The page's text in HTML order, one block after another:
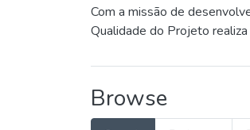
Com a missão de
Qualidade do Projeto
Browse